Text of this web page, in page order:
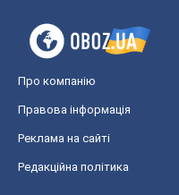
Про компанію
Правова інформація
Реклама на сайті
Редакційна політика